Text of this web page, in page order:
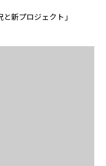
新プロジェクト」